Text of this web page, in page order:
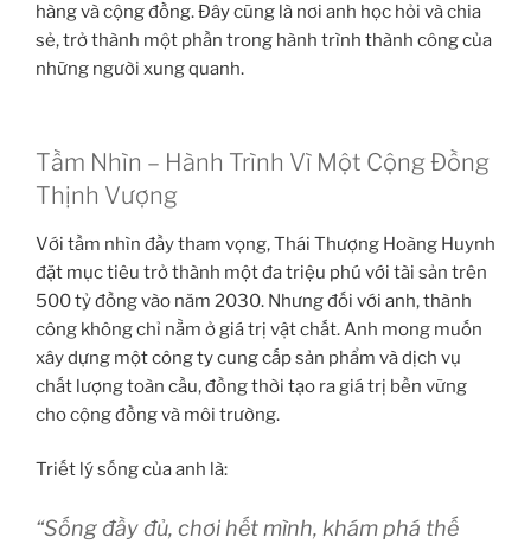
hàng và cộng đồng. Đây cũng là nơi anh học hỏi và chia
sẻ, trở thành một phần trong hành trình thành công của
những người xung quanh.
Tầm Nhìn – Hành Trình Vì Một Cộng Đồng
Thịnh Vượng
Với tầm nhìn đầy tham vọng, Thái Thượng Hoàng Huynh
đặt mục tiêu trở thành một đa triệu phú với tài sản trên
500 tỷ đồng vào năm 2030. Nhưng đối với anh, thành
công không chỉ nằm ở giá trị vật chất. Anh mong muốn
xây dựng một công ty cung cấp sản phẩm và dịch vụ
chất lượng toàn cầu, đồng thời tạo ra giá trị bền vững
cho cộng đồng và môi trường.
Triết lý sống của anh là:
“Sống đầy đủ, chơi hết mình, khám phá thế